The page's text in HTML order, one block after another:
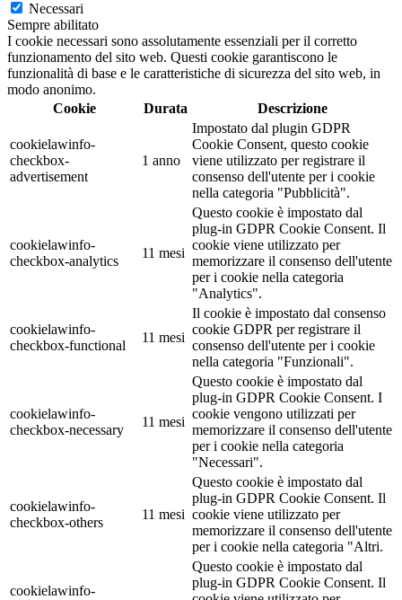
Necessari
Sempre abilitato
I cookie necessari sono assolutamente essenziali per il corretto
funzionamento del sito web. Questi cookie garantiscono le
funzionalità di base e le caratteristiche di sicurezza del sito web, in
modo anonimo.
Cookie
Durata Descrizione
cookielawinfo-
checkbox-
advertisement
1 anno
Impostato dal plugin GDPR
Cookie Consent, questo cookie
viene utilizzato per registrare il
consenso dell'utente per i cookie
nella categoria "Pubblicità".
cookielawinfo-
checkbox-analytics
11 mesi
Questo cookie è impostato dal
plug-in GDPR Cookie Consent. Il
cookie viene utilizzato per
memorizzare il consenso dell'utente
per i cookie nella categoria
"Analytics".
cookielawinfo-
checkbox-functional
11 mesi
Il cookie è impostato dal consenso
cookie GDPR per registrare il
consenso dell'utente per i cookie
nella categoria "Funzionali".
cookielawinfo-
checkbox-necessary
11 mesi
Questo cookie è impostato dal
plug-in GDPR Cookie Consent. I
cookie vengono utilizzati per
memorizzare il consenso dell'utente
per i cookie nella categoria
"Necessari".
cookielawinfo-
checkbox-others
11 mesi
Questo cookie è impostato dal
plug-in GDPR Cookie Consent. Il
cookie viene utilizzato per
memorizzare il consenso dell'utente
per i cookie nella categoria "Altri.
cookielawinfo-
Questo cookie è impostato dal
plug-in GDPR Cookie Consent. Il